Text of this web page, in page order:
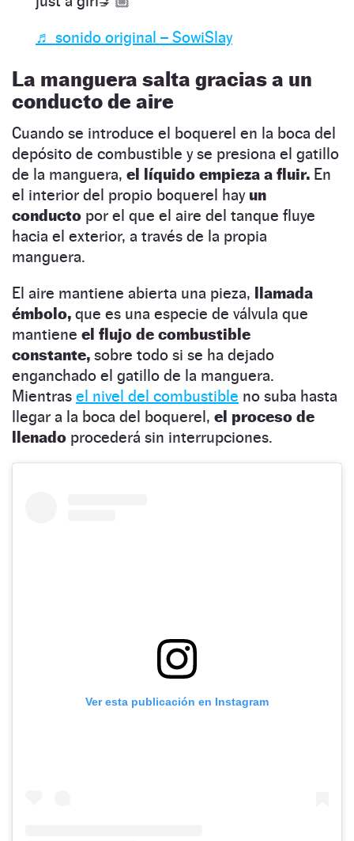
♬ sonido original – SowiSlay
La manguera salta gracias a un
conducto de aire
Cuando se introduce el boquerel en la boca del
depósito de combustible y se presiona el gatillo
de la manguera, el líquido empieza a fluir. En
el interior del propio boquerel hayun
conducto por el que el aire del tanque fluye
hacia el exterior, a través de la propia
manguera.
El aire mantiene abierta una pieza, llamada
émbolo, que es una especie de válvula que
mantiene el flujo de combustible
constante, sobre todo si se ha dejado
enganchado el gatillo de la manguera.
Mientras el nivel del combustible no suba hasta
llegar a la boca del boquerel, el proceso de
llenado procederá sin interrupciones.
Ver esta publicación en Instagram